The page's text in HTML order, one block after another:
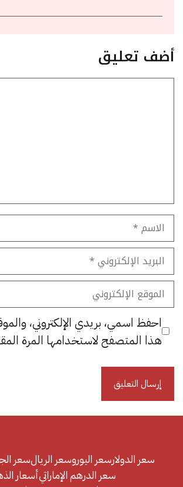
أضف تعليق
الاسم
البريد
الإلكتروني
الموقع
الإلكتروني
احفظ اسمي، بريدي الإلكتروني،
هذا المتصفح لاستخدامها المرة
سعر الدولارسعر اليوروسعر الريالسعر
سعر الدرهم الإماراتيأسعار